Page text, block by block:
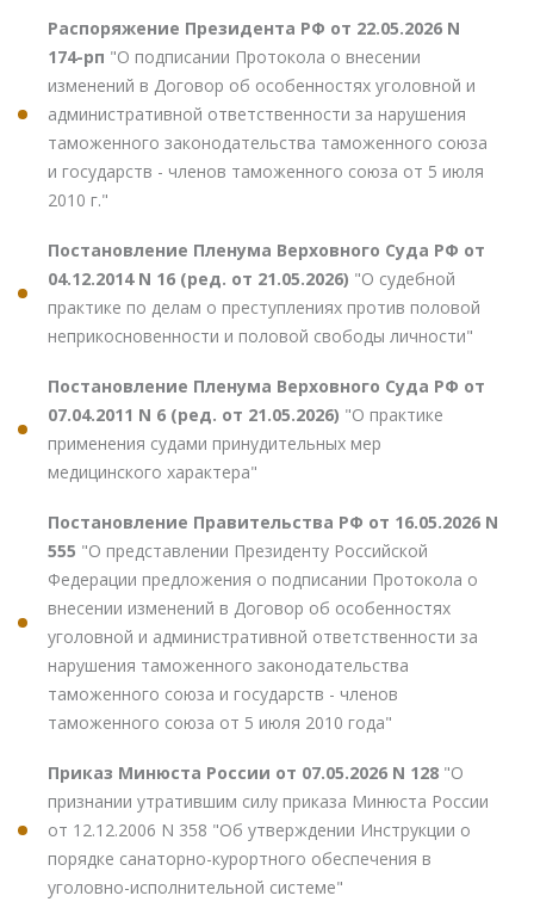
Распоряжение Президента РФ от 22.05.2026 N
174-рп "О подписании Протокола о внесении
изменений в Договор об особенностях уголовной и
административной ответственности за нарушения
таможенного законодательства таможенного союза
и государств - членов таможенного союза от 5 июля
2010 г."
Постановление Пленума Верховного Суда РФ от
04.12.2014 N 16 (ред. от 21.05.2026) "О судебной
практике по делам о преступлениях против половой
неприкосновенности и половой свободы личности"
Постановление Пленума Верховного Суда РФ от
07.04.2011 N 6 (ред. от 21.05.2026) "О практике
применения судами принудительных мер
медицинского характера"
Постановление Правительства РФ от 16.05.2026 N
555 "О представлении Президенту Российской
Федерации предложения о подписании Протокола о
внесении изменений в Договор об особенностях
уголовной и административной ответственности за
нарушения таможенного законодательства
таможенного союза и государств - членов
таможенного союза от 5 июля 2010 года"
Приказ Минюста России от 07.05.2026 N 128 "О
признании утратившим силу приказа Минюста России
от 12.12.2006 N 358 "Об утверждении Инструкции о
порядке санаторно-курортного обеспечения в
уголовно-исполнительной системе"